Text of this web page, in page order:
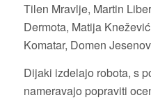
Tilen Mravlje, Martin
Dermota, Matija
Komatar, Domen
Dijaki izdelajo robota, s
nameravajo popraviti